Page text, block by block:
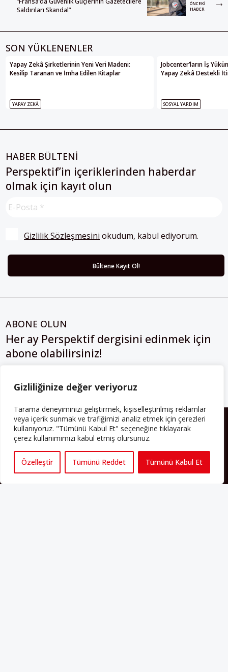
Gizliliğinize değer veriyoruz
Tarama deneyiminizi geliştirmek, kişiselleştirilmiş reklamlar
veya içerik sunmak ve trafiğimizi analiz etmek için çerezleri
kullanıyoruz. "Tümünü Kabul Et" seçeneğine tıklayarak
çerez kullanımımızı kabul etmiş olursunuz.
Özelleştir Tümünü Reddet Tümünü Kabul Et
Saldırıları Skandal”
ÖNCEKI
HABER
SON YÜKLENENLER
Yapay Zekâ Şirketlerinin Yeni Veri Madeni:
Kesilip Taranan ve İmha Edilen Kitaplar
YAPAY ZEKÂ
Jobcenter’ların İş
Yapay Zekâ Destekli
SOSYAL YARDIM
HABER BÜLTENİ
Perspektif’in içeriklerinden haberdar
olmak için kayıt olun
Gizlilik Sözleşmesini okudum, kabul ediyorum.
ABONE OLUN
Her ay Perspektif dergisini edinmek için
abone olabilirsiniz!
HAKKIMIZDA
Avrupa’ya işçi göçü yarım asrı ardında bırakırken Müslümanlar da
bulundukları ülkelerde kalıcı hâle geldiler. Bu durum “vatan”,
“aidiyet”, “İslam” ve “Avrupa” gibi birçok kavramın çift taraflı olarak
sorgulanmasına neden oldu. Avrupa’da yerleşik bir Müslüman